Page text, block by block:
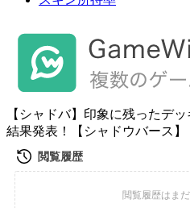
【シャドバ】印象に残ったデ
結果発表！【シャドウバース】